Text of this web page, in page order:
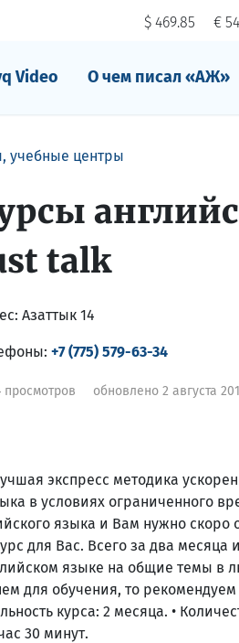
$ 469.85 €
Video О чем писал «АЖ»
учебные центры
talk
Азаттык 14
+7 (775) 579-63-34
просмотров обновлено 2 августа
экспресс методика
в условиях ограниченного
языка и Вам нужно скоро
для Вас. Всего за два месяца
языке на общие темы в
для обучения, то
курса: 2 месяца. •
30 минут.